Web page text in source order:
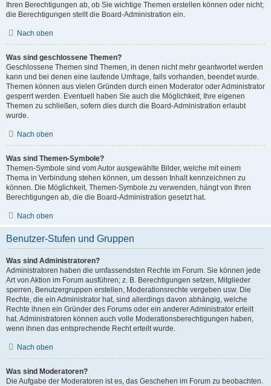
Ihren Berechtigungen ab, ob Sie wichtige Themen erstellen können oder nicht;
die Berechtigungen stellt die Board-Administration ein.
Nach oben
Was sind geschlossene Themen?
Geschlossene Themen sind Themen, in denen nicht mehr geantwortet werden
kann und bei denen eine laufende Umfrage, falls vorhanden, beendet wurde.
Themen können aus vielen Gründen durch einen Moderator oder Administrator
gesperrt werden. Eventuell haben Sie auch die Möglichkeit, Ihre eigenen
Themen zu schließen, sofern dies durch die Board-Administration erlaubt
wurde.
Nach oben
Was sind Themen-Symbole?
Themen-Symbole sind vom Autor ausgewählte Bilder, welche mit einem
Thema in Verbindung stehen können, um dessen Inhalt kennzeichnen zu
können. Die Möglichkeit, Themen-Symbole zu verwenden, hängt von Ihren
Berechtigungen ab, die die Board-Administration gesetzt hat.
Nach oben
Benutzer-Stufen und Gruppen
Was sind Administratoren?
Administratoren haben die umfassendsten Rechte im Forum. Sie können jede
Art von Aktion im Forum ausführen; z. B. Berechtigungen setzen, Mitglieder
sperren, Benutzergruppen erstellen, Moderationsrechte vergeben usw. Die
Rechte, die ein Administrator hat, sind allerdings davon abhängig, welche
Rechte ihnen ein Gründer des Forums oder ein anderer Administrator erteilt
hat. Administratoren können auch volle Moderationsberechtigungen haben,
wenn ihnen das entsprechende Recht erteilt wurde.
Nach oben
Was sind Moderatoren?
Die Aufgabe der Moderatoren ist es, das Geschehen im Forum zu beobachten.